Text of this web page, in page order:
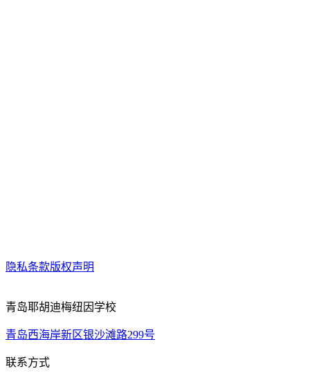
隐私条款版权声明
青岛耶胡迪梅纽因学校
青岛西海岸新区银沙滩路299号
联系方式